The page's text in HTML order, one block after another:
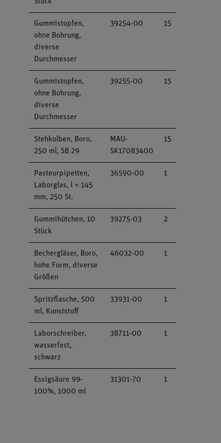
Stück
Gummistopfen,
ohne Bohrung,
diverse
Durchmesser
39254-00 15
Gummistopfen,
ohne Bohrung,
diverse
Durchmesser
39255-00 15
Stehkolben, Boro,
250 ml, SB 29
MAU-
SK17083400
15
Pasteurpipetten,
Laborglas, l = 145
mm, 250 St.
36590-00 1
Gummihütchen, 10
Stück
39275-03 2
Bechergläser, Boro,
hohe Form, diverse
Größen
46032-00 1
Spritzflasche, 500
ml, Kunststoff
33931-00 1
Laborschreiber,
wasserfest,
schwarz
38711-00 1
Essigsäure 99-
100%, 1000 ml
31301-70 1